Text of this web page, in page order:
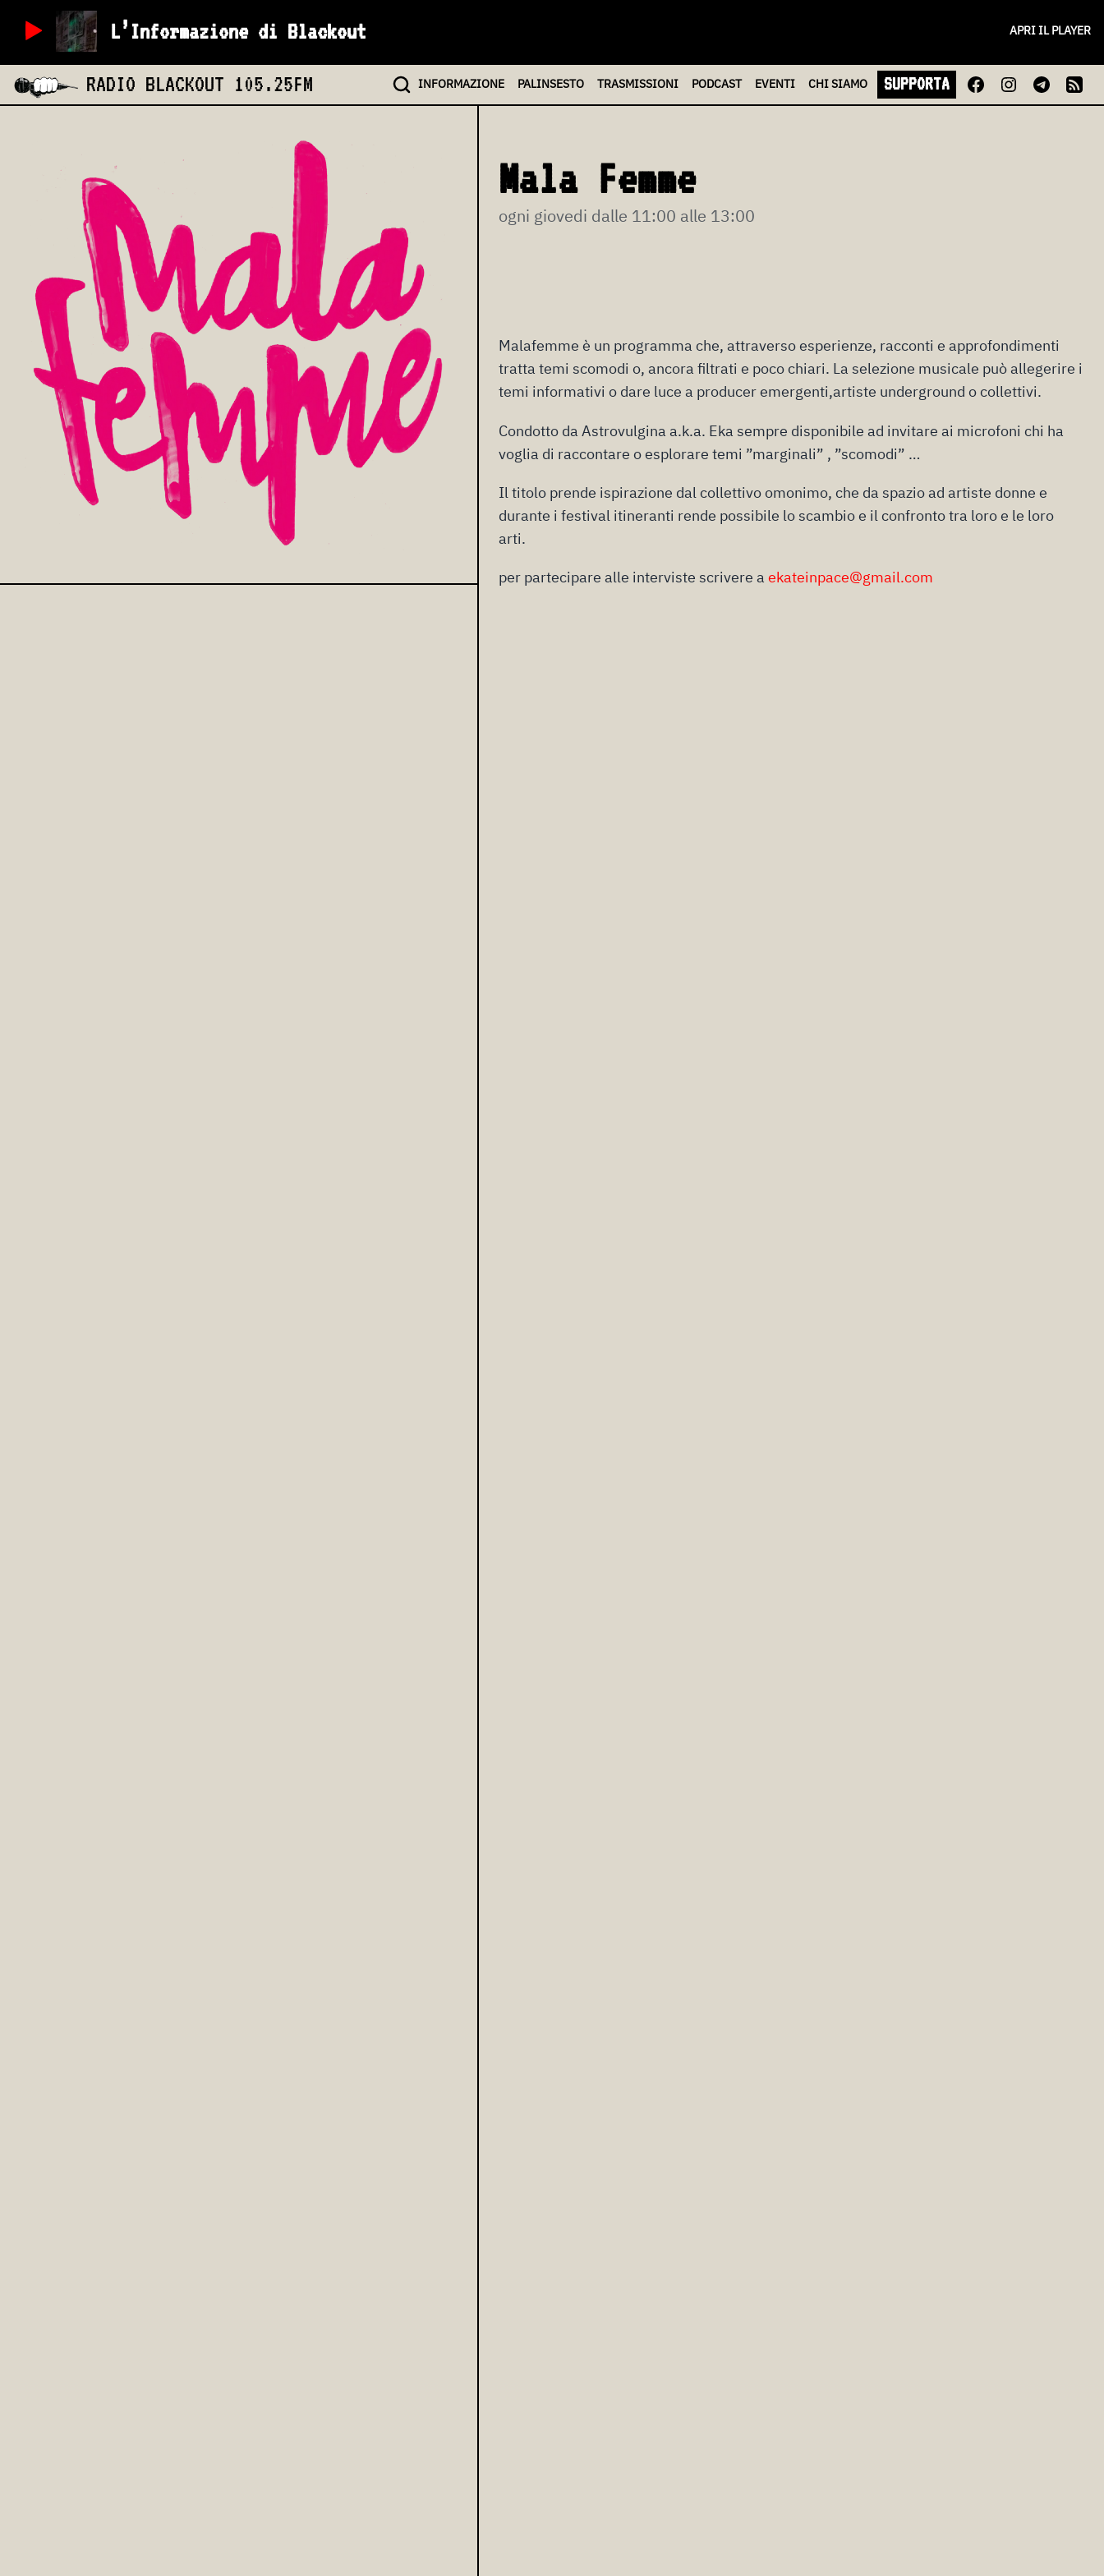
L’Informazione di Blackout APRI IL PLAYER
RADIO BLACKOUT 105.25FM INFORMAZIONE PALINSESTO TRASMISSIONI PODCAST EVENTI CHISIAMO SUPPORTA
Mala Femme
ogni giovedi dalle 11:00 alle 13:00
Malafemme è un programma che, attraverso esperienze, racconti e approfondimenti
tratta temi scomodi o, ancora filtrati e poco chiari. La selezione musicale può allegerire i
temi informativi o dare luce a producer emergenti,artiste underground o collettivi.
Condotto da Astrovulgina a.k.a. Eka sempre disponibile ad invitare ai microfoni chi ha
voglia di raccontare o esplorare temi ”marginali” , ”scomodi” …
Il titolo prende ispirazione dal collettivo omonimo, che da spazio ad artiste donne e
durante i festival itineranti rende possibile lo scambio e il confronto tra loro e le loro
arti.
per partecipare alle interviste scrivere aekateinpace@gmail.com